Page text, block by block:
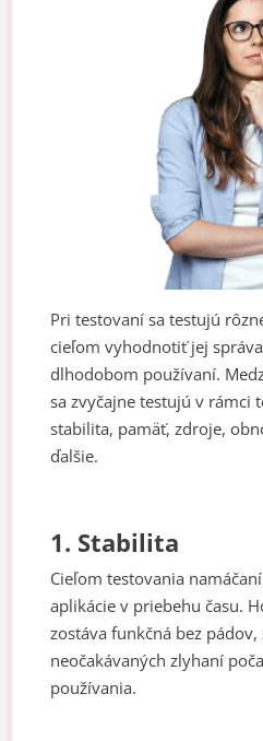
Pri testovaní sa testujú
cieľom vyhodnotiť jej
dlhodobom používaní.
sa zvyčajne testujú v rámci
stabilita, pamäť, zdroje,
ďalšie.
1. Stabilita
Cieľom testovania
aplikácie v priebehu času.
zostáva funkčná bez
neočakávaných zlyhaní
používania.